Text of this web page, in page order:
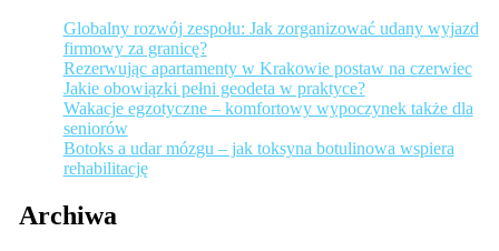
Globalny rozwój zespołu: Jak zorganizować udany wyjazd
firmowy za granicę?
Rezerwując apartamenty w Krakowie postaw na czerwiec
Jakie obowiązki pełni geodeta w praktyce?
Wakacje egzotyczne – komfortowy wypoczynek także dla
seniorów
Botoks a udar mózgu – jak toksyna botulinowa wspiera
rehabilitację
Archiwa